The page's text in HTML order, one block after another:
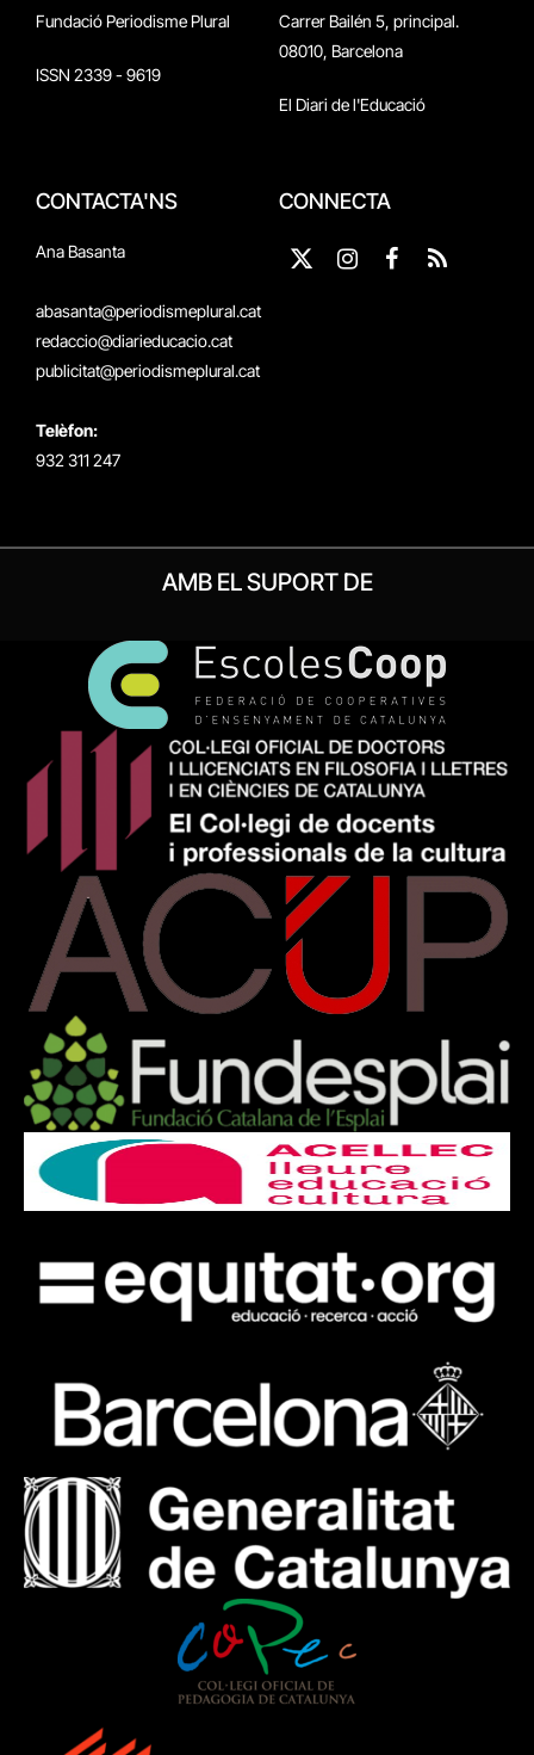
Fundació Periodisme Plural
ISSN 2339 - 9619
Carrer Bailén 5, principal.
08010, Barcelona
El Diari de l'Educació
CONTACTA'NS
Ana Basanta
abasanta@periodismeplural.cat
redaccio@diarieducacio.cat
publicitat@periodismeplural.cat
Telèfon:
932 311 247
CONNECTA
X
Instagram
Facebook
RSS
AMB EL SUPORT DE